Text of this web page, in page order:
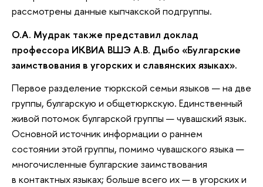
рассмотрены данные кыпчакской подгруппы.
О.А. Мудрак также представил доклад
профессора ИКВИА ВШЭ А.В. Дыбо «Булгарские
заимствования в угорских и славянских языках».
Первое разделение тюркской семьи языков — на две
группы, булгарскую и общетюркскую. Единственный
живой потомок булгарской группы — чувашский язык.
Основной источник информации о раннем
состоянии этой группы, помимо чувашского языка —
многочисленные булгарские заимствования
в контактных языках; больше всего их — в угорских и